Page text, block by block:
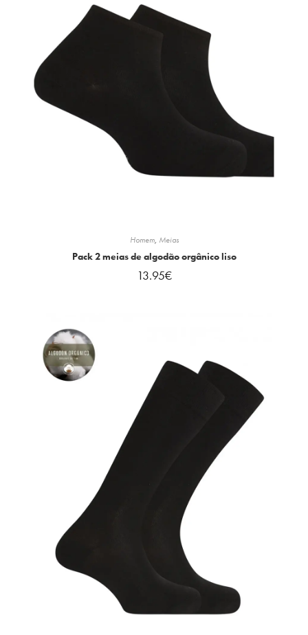
Homem, Meias
Pack 2 meias de algodão orgânico liso
13.95€